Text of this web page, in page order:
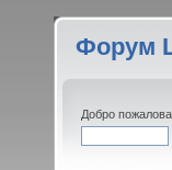
Форум
Добро